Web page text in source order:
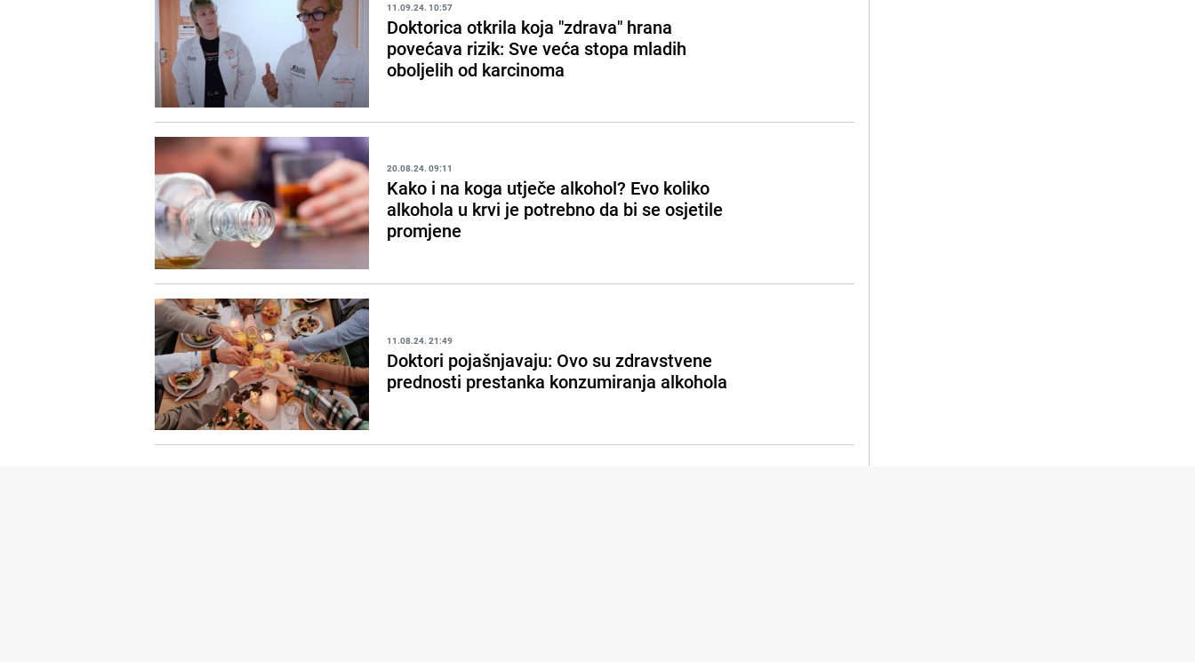
11.09.24. 10:57
Doktorica otkrila koja "zdrava" hrana
povećava rizik: Sve veća stopa mladih
oboljelih od karcinoma
20.08.24. 09:11
Kako i na koga utječe alkohol? Evo koliko
alkohola u krvi je potrebno da bi se osjetile
promjene
11.08.24. 21:49
Doktori pojašnjavaju: Ovo su zdravstvene
prednosti prestanka konzumiranja alkohola